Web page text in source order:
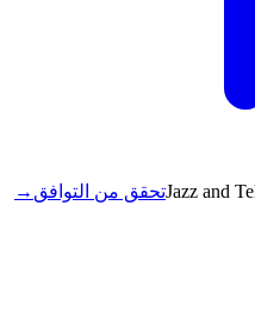
تحقق من التوافق →